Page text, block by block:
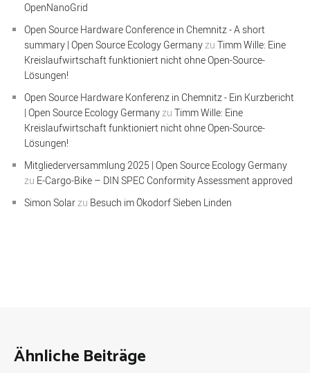
OpenNanoGrid
Open Source Hardware Conference in Chemnitz - A short
summary | Open Source Ecology Germanyzu Timm Wille: Eine
Kreislaufwirtschaft funktioniert nicht ohne Open-Source-
Lösungen!
Open Source Hardware Konferenz in Chemnitz - Ein Kurzbericht
| Open Source Ecology Germanyzu Timm Wille: Eine
Kreislaufwirtschaft funktioniert nicht ohne Open-Source-
Lösungen!
Mitgliederversammlung 2025 | Open Source Ecology Germany
zu E-Cargo-Bike – DIN SPEC Conformity Assessment approved
Simon Solarzu Besuch im Ökodorf Sieben Linden
Ähnliche Beiträge